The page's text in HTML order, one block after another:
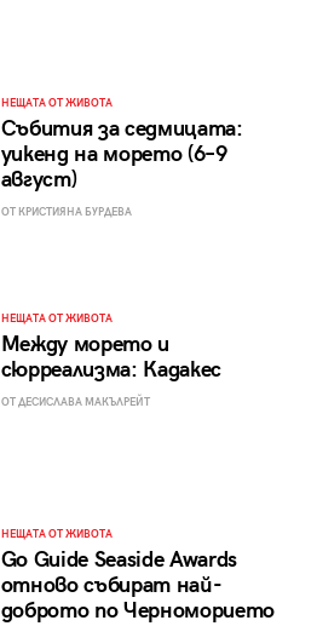
НЕЩАТА ОТ ЖИВОТА
Събития за седмицата:
уикенд на морето (6–9
август)
ОТ КРИСТИЯНА БУРДЕВА
НЕЩАТА ОТ ЖИВОТА
Между морето и
сюрреализма: Кадакес
ОТ ДЕСИСЛАВА МАКЪЛРЕЙТ
НЕЩАТА ОТ ЖИВОТА
Go Guide Seaside Awards
отново събират най-
доброто по Черноморието